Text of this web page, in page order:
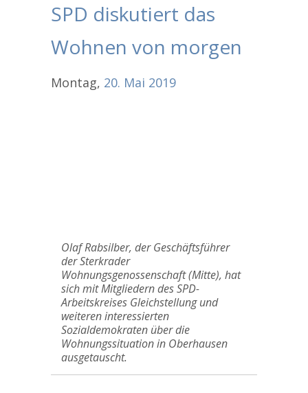
SPD diskutiert das
Wohnen von morgen
Montag, 20. Mai 2019
Olaf Rabsilber, der Geschäftsführer
der Sterkrader
Wohnungsgenossenschaft (Mitte), hat
sich mit Mitgliedern des SPD-
Arbeitskreises Gleichstellung und
weiteren interessierten
Sozialdemokraten über die
Wohnungssituation in Oberhausen
ausgetauscht.